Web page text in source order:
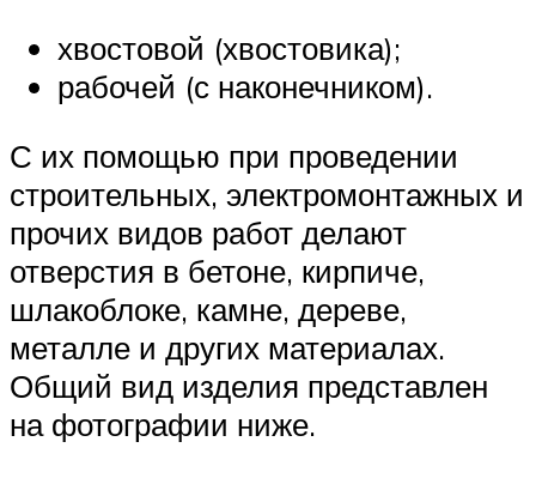
хвостовой (хвостовика);
рабочей (с наконечником).
С их помощью при проведении
строительных, электромонтажных и
прочих видов работ делают
отверстия в бетоне, кирпиче,
шлакоблоке, камне, дереве,
металле и других материалах.
Общий вид изделия представлен
на фотографии ниже.